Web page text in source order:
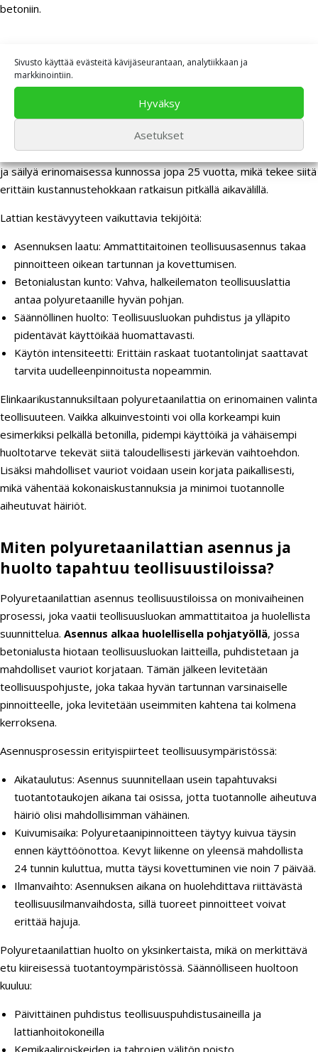
Sivusto käyttää evästeitä kävijäseurantaan, analytiikkaan ja
markkinointiin.
Hyväksy
Asetukset
betoniin.
lattia kestää teollisuusympäristössä?
Oikein asennettu ja huollettu polyuretaanipinnoitettu lattia kestää
teollisuusympäristössä tyypillisesti 15-20 vuotta ennen kuin se
vaatii merkittäviä korjaustoimenpiteitä.
polyuretaanipinnoite voi jopa ylittää tämän odotusarvon
ja säilyä erinomaisessa kunnossa jopa 25 vuotta, mikä tekee siitä
erittäin kustannustehokkaan ratkaisun pitkällä aikavälillä.
Lattian kestävyyteen vaikuttavia tekijöitä:
Asennuksen laatu: Ammattitaitoinen teollisuusasennus takaa
pinnoitteen oikean tartunnan ja kovettumisen.
Betonialustan kunto: Vahva, halkeilematon teollisuuslattia
antaa polyuretaanille hyvän pohjan.
Säännöllinen huolto: Teollisuusluokan puhdistus ja ylläpito
pidentävät käyttöikää huomattavasti.
Käytön intensiteetti: Erittäin raskaat tuotantolinjat saattavat
tarvita uudelleenpinnoitusta nopeammin.
Elinkaarikustannuksiltaan polyuretaanilattia on erinomainen valinta
teollisuuteen. Vaikka alkuinvestointi voi olla korkeampi kuin
esimerkiksi pelkällä betonilla, pidempi käyttöikä ja vähäisempi
huoltotarve tekevät siitä taloudellisesti järkevän vaihtoehdon.
Lisäksi mahdolliset vauriot voidaan usein korjata paikallisesti,
mikä vähentää kokonaiskustannuksia ja minimoi tuotannolle
aiheutuvat häiriöt.
Miten polyuretaanilattian asennus ja
huolto tapahtuu teollisuustiloissa?
Polyuretaanilattian asennus teollisuustiloissa on monivaiheinen
prosessi, joka vaatii teollisuusluokan ammattitaitoa ja huolellista
suunnittelua. Asennus alkaa huolellisella pohjatyöllä, jossa
betonialusta hiotaan teollisuusluokan laitteilla, puhdistetaan ja
mahdolliset vauriot korjataan. Tämän jälkeen levitetään
teollisuuspohjuste, joka takaa hyvän tartunnan varsinaiselle
pinnoitteelle, joka levitetään useimmiten kahtena tai kolmena
kerroksena.
Asennusprosessin erityispiirteet teollisuusympäristössä:
Aikataulutus: Asennus suunnitellaan usein tapahtuvaksi
tuotantotaukojen aikana tai osissa, jotta tuotannolle aiheutuva
häiriö olisi mahdollisimman vähäinen.
Kuivumisaika: Polyuretaanipinnoitteen täytyy kuivua täysin
ennen käyttöönottoa. Kevyt liikenne on yleensä mahdollista
24 tunnin kuluttua, mutta täysi kovettuminen vie noin 7 päivää.
Ilmanvaihto: Asennuksen aikana on huolehdittava riittävästä
teollisuusilmanvaihdosta, sillä tuoreet pinnoitteet voivat
erittää hajuja.
Polyuretaanilattian huolto on yksinkertaista, mikä on merkittävä
etu kiireisessä tuotantoympäristössä. Säännölliseen huoltoon
kuuluu:
Päivittäinen puhdistus teollisuuspuhdistusaineilla ja
lattianhoitokoneilla